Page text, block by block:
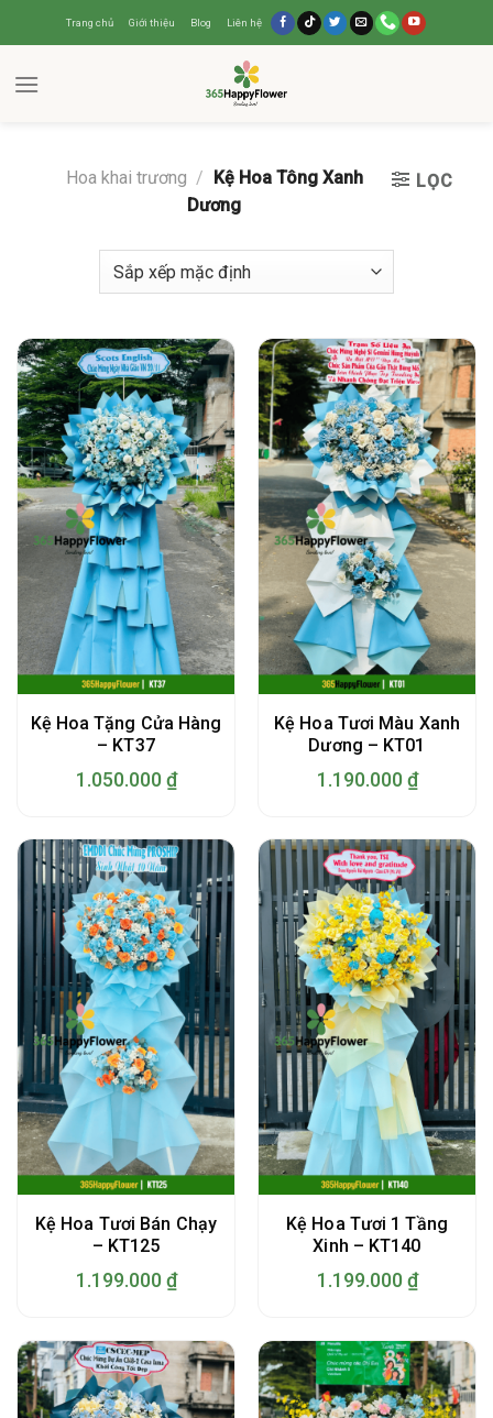
Trang chủ Giới thiệu Blog Liên hệ
Hoa khai trương / Kệ Hoa Tông Xanh
Dương
LỌC
Kệ Hoa Tặng Cửa Hàng
– KT37
1.050.000 ₫
Kệ Hoa Tươi Màu Xanh
Dương – KT01
1.190.000 ₫
Kệ Hoa Tươi Bán Chạy
– KT125
1.199.000 ₫
Kệ Hoa Tươi 1 Tầng
Xinh – KT140
1.199.000 ₫